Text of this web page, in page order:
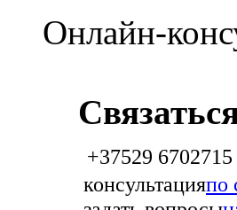
Онлайн-
+37529
консультацияпо